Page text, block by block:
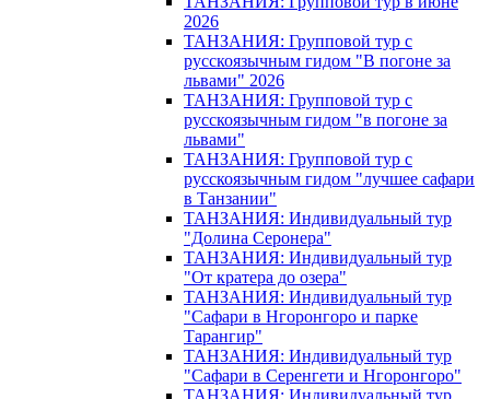
2026
ТАНЗАНИЯ: Групповой тур с
русскоязычным гидом "В погоне за
львами" 2026
ТАНЗАНИЯ: Групповой тур с
русскоязычным гидом "в погоне за
львами"
ТАНЗАНИЯ: Групповой тур с
русскоязычным гидом "лучшее сафари
в Танзании"
ТАНЗАНИЯ: Индивидуальный тур
"Долина Серонера"
ТАНЗАНИЯ: Индивидуальный тур
"От кратера до озера"
ТАНЗАНИЯ: Индивидуальный тур
"Сафари в Нгоронгоро и парке
Тарангир"
ТАНЗАНИЯ: Индивидуальный тур
"Сафари в Серенгети и Нгоронгоро"
ТАНЗАНИЯ: Индивидуальный тур